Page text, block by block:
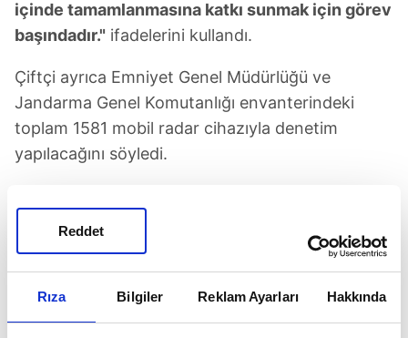
Rıza Bilgiler Reklam Ayarları Hakkında
Reddet
içinde tamamlanmasına katkı sunmak için görev
başındadır." ifadelerini kullandı.
Çiftçi ayrıca Emniyet Genel Müdürlüğü ve
Jandarma Genel Komutanlığı envanterindeki
toplam 1581 mobil radar cihazıyla denetim
yapılacağını söyledi.
Kent içlerinde özellikle "makas atma", hatalı şerit
değiştirme, kırmızı ışık ihlali, takip mesafesine
uymama ve seyir halindeyken cep telefonu